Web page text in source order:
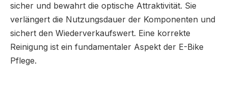
sicher und bewahrt die optische Attraktivität. Sie
verlängert die Nutzungsdauer der Komponenten und
sichert den Wiederverkaufswert. Eine korrekte
Reinigung ist ein fundamentaler Aspekt der E-Bike
Pflege.